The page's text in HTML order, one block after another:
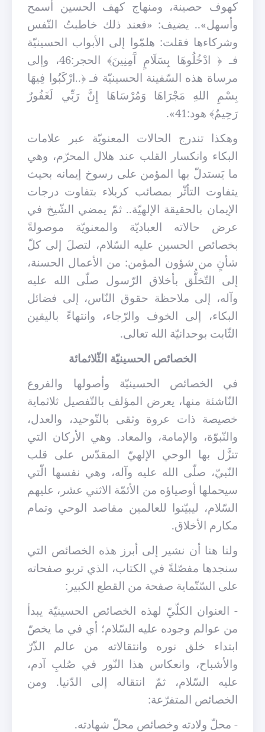
كهوف حصينة، ومنهاج كهف الحسين أسمح
وأسهل».. يضيف: «فعند ذلك خاطبتُ النّفس
وشركاءها فقلت: هلمّوا إلى الأبواب الحسينيّة
فـ ﴿
ادْخُلُوهَا بِسَلَامٍ آَمِنِينَ﴾ الحجر:46، وإلى
مرساة هذه السّفينة الحسينيّة فـ ﴿..ارْكَبُوا فِيهَا
بِسْمِ اللهِ مَجْرَاهَا وَمُرْسَاهَا إِنَّ رَبِّي لَغَفُورٌ
رَحِيمٌ﴾ هود:41».
وهكذا تندرج الحالات المعنويّة عبر علامات
البكاء وانكسار القلب عند هلال المحرّم، وهي
ما يَستدلّ بها المؤمن على رسوخ إيمانه بحيث
يتفاوت التأثّر بمصائب كربلاء بتفاوت درجات
الإيمان بالحقيقة الإلهيّة.. ثمّ يمضي الشّيخ في
عرض حالاته العباديّة والمعنويّة موصولةً
بخصائص الحسين عليه السّلام، لتصلَ إلى كلّ
شأنٍ من شؤون المؤمن: من الأعمال الحسنة،
إلى التّخلُّق بأخلاق الرّسول صلّى الله عليه
وآله، إلى ملاحظة حقوق النّاس، إلى فضائل
البكاء، إلى الخوف والرّجاء، وانتهاءً باليقين
الثّابت بوحدانيّة الله تعالى.
الخصائص الحسينيّة الثّلاثمائة
في الخصائص الحسينيّة وأصولها والفروع
النّاشئة منها، يعرض المؤلف بالتّفصيل ثلاثماية
خصيصة ذات عروة وثقى بالتّوحيد، والعدل،
والنّبوّة، والإمامة، والمعاد. وهي الأركان التي
تنزَّل بها الوحي الإلهيّ المقدّس على قلب
النّبيّ، صلّى الله عليه وآله، وهي نفسها الّتي
سيحملها أوصياؤه من الأئمّة الاثني عشر، عليهم
السّلام، ليبيّنوا للعالمين مقاصد الوحي وتمام
مكارم الأخلاق.
ولنا هنا أن نشير إلى أبرز هذه الخصائص التي
سنجدها مفصّلةً في الكتاب، الذي تربو صفحاته
على السّتّماية صفحة من القطع الكبير:
- العنوان الكلّيّ لهذه الخصائص الحسينيّة يبدأ
من عوالم وجوده عليه السّلام؛ أي في ما يخصّ
ابتداء خلق نوره وانتقالاته من عالم الذّرّ
والأشباح، وانعكاس هذا النّور في صُلبِ آدم،
عليه السّلام، ثمّ انتقاله إلى الدّنيا. ومن
الخصائص المتفرّعة:
- محلّ ولادته وخصائص محلّ شهادته.